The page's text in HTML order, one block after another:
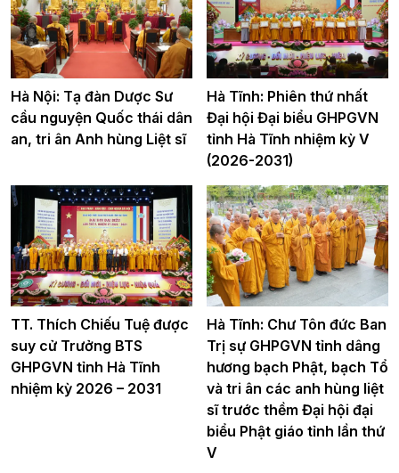
Hà Nội: Tạ đàn Dược Sư
cầu nguyện Quốc thái dân
an, tri ân Anh hùng Liệt sĩ
Hà Tĩnh: Phiên thứ nhất
Đại hội Đại biểu GHPGVN
tỉnh Hà Tĩnh nhiệm kỳ V
(2026-2031)
TT. Thích Chiếu Tuệ được
suy cử Trưởng BTS
GHPGVN tỉnh Hà Tĩnh
nhiệm kỳ 2026 – 2031
Hà Tĩnh: Chư Tôn đức Ban
Trị sự GHPGVN tỉnh dâng
hương bạch Phật, bạch Tổ
và tri ân các anh hùng liệt
sĩ trước thềm Đại hội đại
biểu Phật giáo tỉnh lần thứ
V